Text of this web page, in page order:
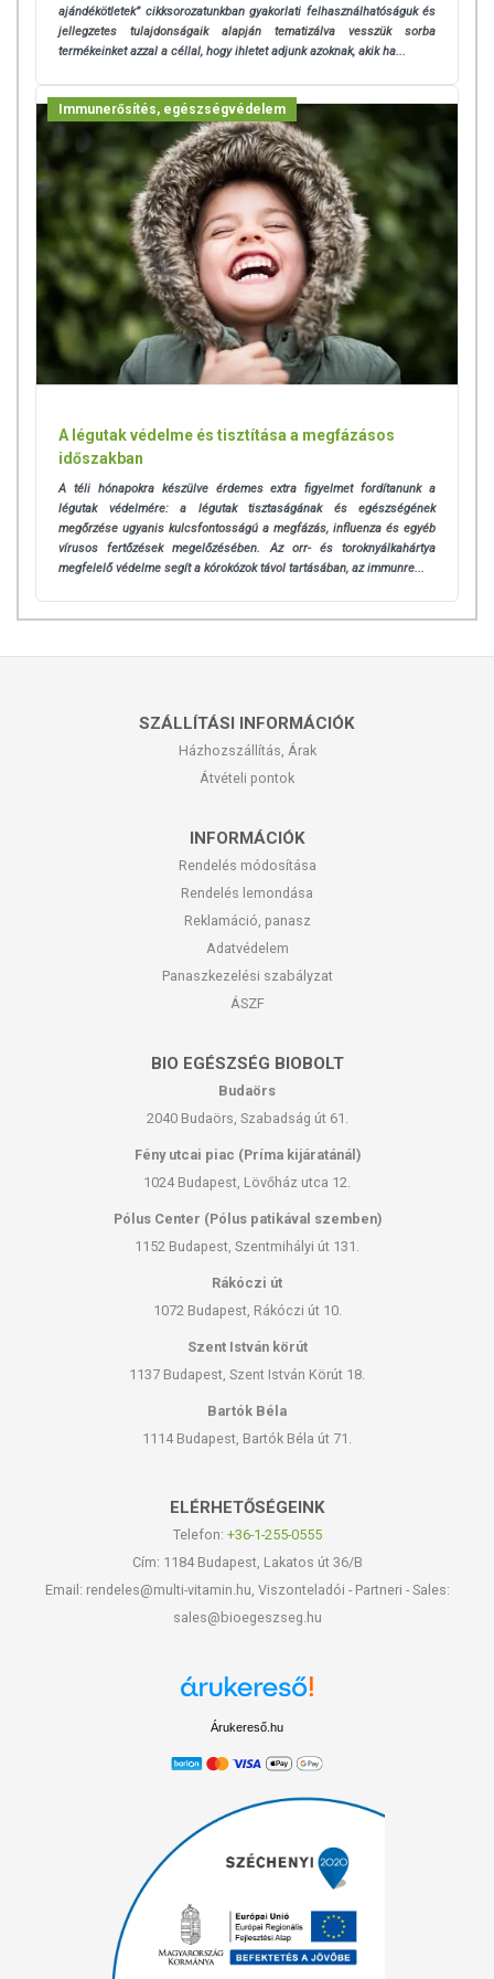
ajándékötletek” cikksorozatunkban gyakorlati felhasználhatóságuk és
jellegzetes tulajdonságaik alapján tematizálva vesszük sorba
termékeinket azzal a céllal, hogy ihletet adjunk azoknak, akik ha...
Immunerősítés, egészségvédelem
A légutak védelme és tisztítása a megfázásos
időszakban
A téli hónapokra készülve érdemes extra figyelmet fordítanunk a
légutak védelmére: a légutak tisztaságának és egészségének
megőrzése ugyanis kulcsfontosságú a megfázás, influenza és egyéb
vírusos fertőzések megelőzésében. Az orr- és toroknyálkahártya
megfelelő védelme segít a kórokózok távol tartásában, az immunre...
SZÁLLÍTÁSI INFORMÁCIÓK
Házhozszállítás, Árak
Átvételi pontok
INFORMÁCIÓK
Rendelés módosítása
Rendelés lemondása
Reklamáció, panasz
Adatvédelem
Panaszkezelési szabályzat
ÁSZF
BIO EGÉSZSÉG BIOBOLT
Budaörs
2040 Budaörs, Szabadság út 61.
Fény utcai piac (Príma kijáratánál)
1024 Budapest, Lövőház utca 12.
Pólus Center (Pólus patikával szemben)
1152 Budapest, Szentmihályi út 131.
Rákóczi út
1072 Budapest, Rákóczi út 10.
Szent István körút
1137 Budapest, Szent István Körút 18.
Bartók Béla
1114 Budapest, Bartók Béla út 71.
ELÉRHETŐSÉGEINK
Telefon: +36-1-255-0555
Cím: 1184 Budapest, Lakatos út 36/B
Email: rendeles@multi-vitamin.hu, Viszonteladói - Partneri - Sales:
sales@bioegeszseg.hu
Árukereső.hu